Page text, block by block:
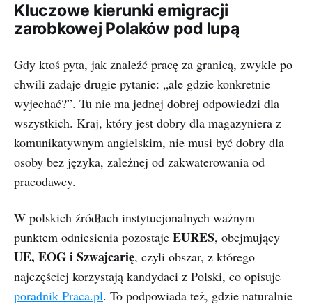
Kluczowe kierunki emigracji
zarobkowej Polaków pod lupą
Gdy ktoś pyta, jak znaleźć pracę za granicą, zwykle po
chwili zadaje drugie pytanie: „ale gdzie konkretnie
wyjechać?”. Tu nie ma jednej dobrej odpowiedzi dla
wszystkich. Kraj, który jest dobry dla magazyniera z
komunikatywnym angielskim, nie musi być dobry dla
osoby bez języka, zależnej od zakwaterowania od
pracodawcy.
W polskich źródłach instytucjonalnych ważnym
punktem odniesienia pozostaje EURES, obejmujący
UE, EOG i Szwajcarię, czyli obszar, z którego
najczęściej korzystają kandydaci z Polski, co opisuje
poradnik Praca.pl. To podpowiada też, gdzie naturalnie